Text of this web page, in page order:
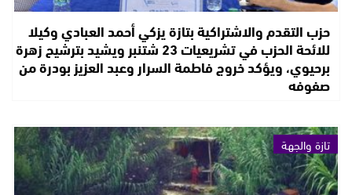
حزب التقدم والاشتراكية بتازة يزكي أحمد العبادي وكيلا
للائحة الحزب في تشريعيات 23 شتنبر ويشيد بترشيح زهرة
برحيوي، ويؤكد خروج فاطمة السرار وعبد العزيز بودرة من
صفوفه
تازة والجهة